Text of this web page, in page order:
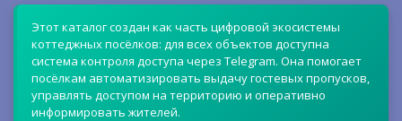
Этот каталог создан как часть цифровой экосистемы
коттеджных посёлков: для всех объектов доступна
система контроля доступа через Telegram. Она помогает
посёлкам автоматизировать выдачу гостевых пропусков,
управлять доступом на территорию и оперативно
информировать жителей.